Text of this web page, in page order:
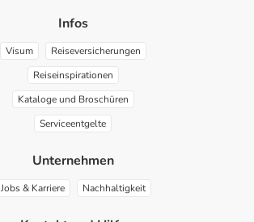
Infos
Visum
Reiseversicherungen
Reiseinspirationen
Kataloge und Broschüren
Serviceentgelte
Unternehmen
Jobs & Karriere Nachhaltigkeit